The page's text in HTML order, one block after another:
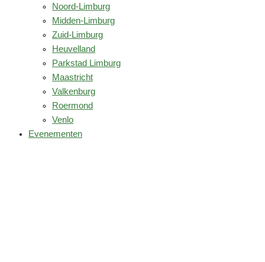
Noord-Limburg
Midden-Limburg
Zuid-Limburg
Heuvelland
Parkstad Limburg
Maastricht
Valkenburg
Roermond
Venlo
Evenementen